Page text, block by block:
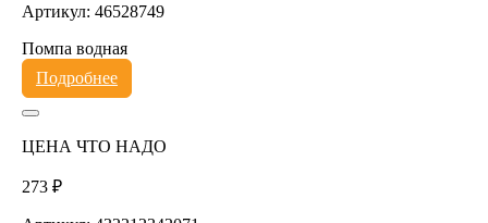
Артикул: 46528749
Помпа водная
Подробнее
ЦЕНА ЧТО НАДО
273 ₽